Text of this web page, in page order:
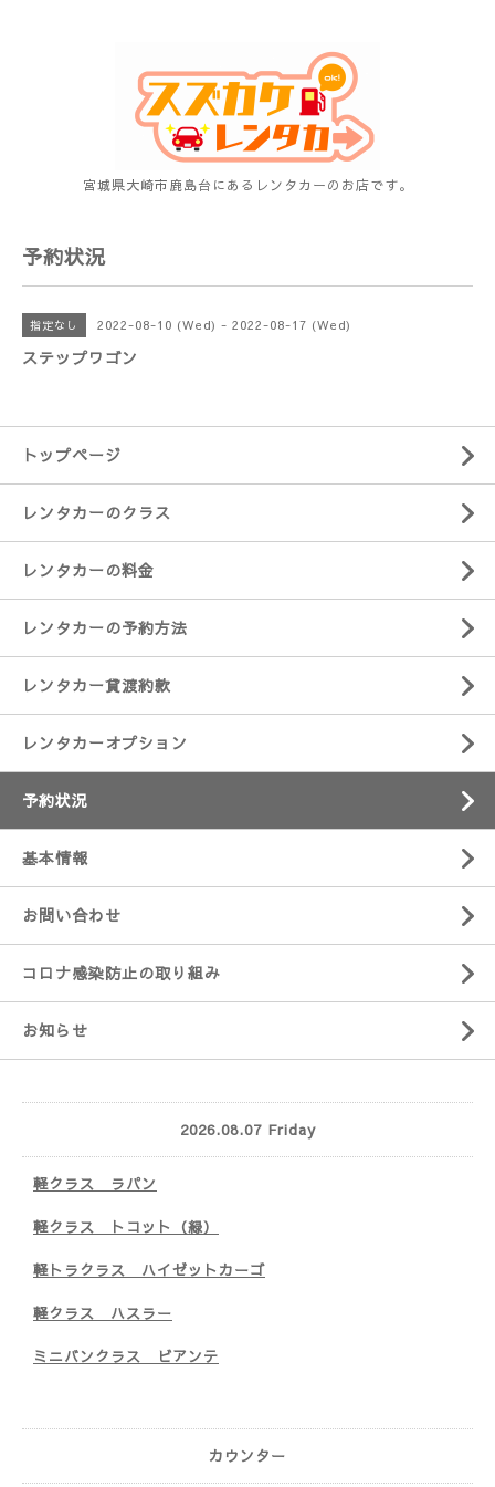
宮城県大崎市鹿島台にあるレンタカーのお店です。
予約状況
指定なし 2022-08-10 (Wed) - 2022-08-17 (Wed)
ステップワゴン
トップページ
レンタカーのクラス
レンタカーの料金
レンタカーの予約方法
レンタカー貸渡約款
レンタカーオプション
予約状況
基本情報
お問い合わせ
コロナ感染防止の取り組み
お知らせ
2026.08.07 Friday
軽クラス ラパン
軽クラス トコット（緑）
軽トラクラス ハイゼットカーゴ
軽クラス ハスラー
ミニバンクラス ビアンテ
カウンター